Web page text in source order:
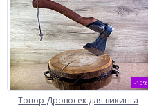
-18%
Топор Дровосек для викинга